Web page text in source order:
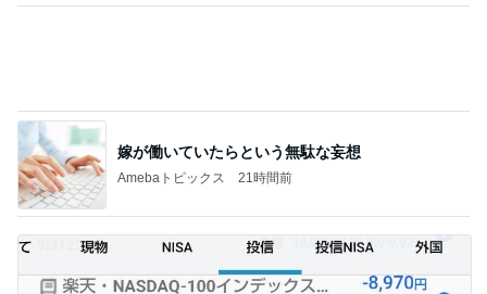
たった1日でマイナス152万円